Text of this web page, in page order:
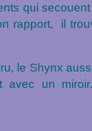
qui
rapport, il
le Shynx
avec un